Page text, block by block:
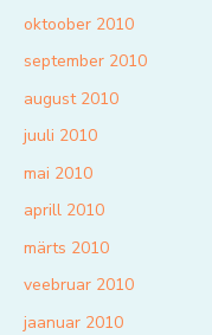
oktoober 2010
september 2010
august 2010
juuli 2010
mai 2010
aprill 2010
märts 2010
veebruar 2010
jaanuar 2010